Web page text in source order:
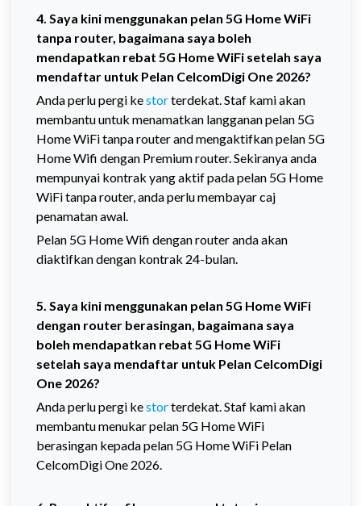
4. Saya kini menggunakan pelan 5G Home WiFi
tanpa router, bagaimana saya boleh
mendapatkan rebat 5G Home WiFi setelah saya
mendaftar untuk Pelan CelcomDigi One 2026?
Anda perlu pergi kestorterdekat. Staf kami akan
membantu untuk menamatkan langganan pelan 5G
Home WiFi tanpa router and mengaktifkan pelan 5G
Home Wifi dengan Premium router. Sekiranya anda
mempunyai kontrak yang aktif pada pelan 5G Home
WiFi tanpa router, anda perlu membayar caj
penamatan awal.
Pelan 5G Home Wifi dengan router anda akan
diaktifkan dengan kontrak 24-bulan.
5. Saya kini menggunakan pelan 5G Home WiFi
dengan router berasingan, bagaimana saya
boleh mendapatkan rebat 5G Home WiFi
setelah saya mendaftar untuk Pelan CelcomDigi
One 2026?
Anda perlu pergi kestorterdekat. Staf kami akan
membantu menukar pelan 5G Home WiFi
berasingan kepada pelan 5G Home WiFi Pelan
CelcomDigi One 2026.